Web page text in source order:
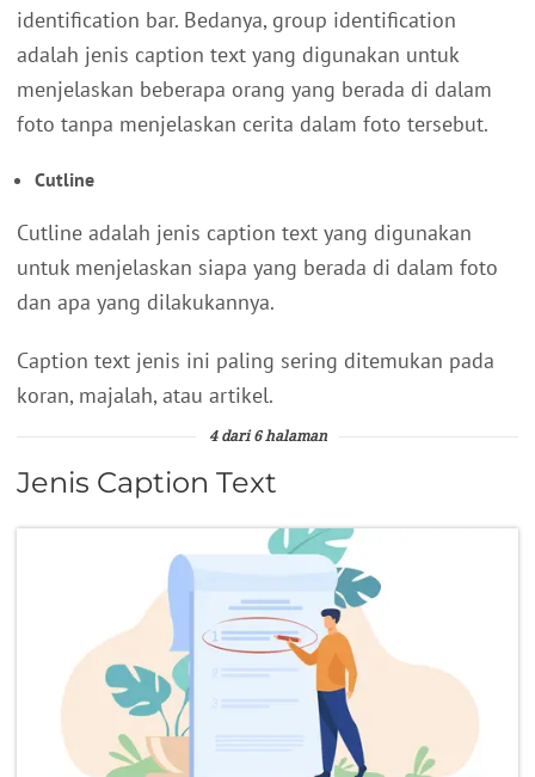
identification bar. Bedanya, group identification
adalah jenis caption text yang digunakan untuk
menjelaskan beberapa orang yang berada di dalam
foto tanpa menjelaskan cerita dalam foto tersebut.
Cutline
Cutline adalah jenis caption text yang digunakan
untuk menjelaskan siapa yang berada di dalam foto
dan apa yang dilakukannya.
Caption text jenis ini paling sering ditemukan pada
koran, majalah, atau artikel.
4 dari 6 halaman
Jenis Caption Text